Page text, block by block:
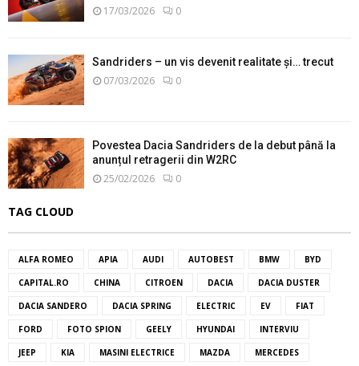
17/03/2026 0
Sandriders – un vis devenit realitate și… trecut
07/03/2026 0
Povestea Dacia Sandriders de la debut până la
anunțul retragerii din W2RC
25/02/2026 0
TAG CLOUD
ALFA ROMEO APIA AUDI AUTOBEST BMW BYD
CAPITAL.RO CHINA CITROEN DACIA DACIA DUSTER
DACIA SANDERO DACIA SPRING ELECTRIC EV FIAT
FORD FOTO SPION GEELY HYUNDAI INTERVIU
JEEP KIA MASINI ELECTRICE MAZDA MERCEDES